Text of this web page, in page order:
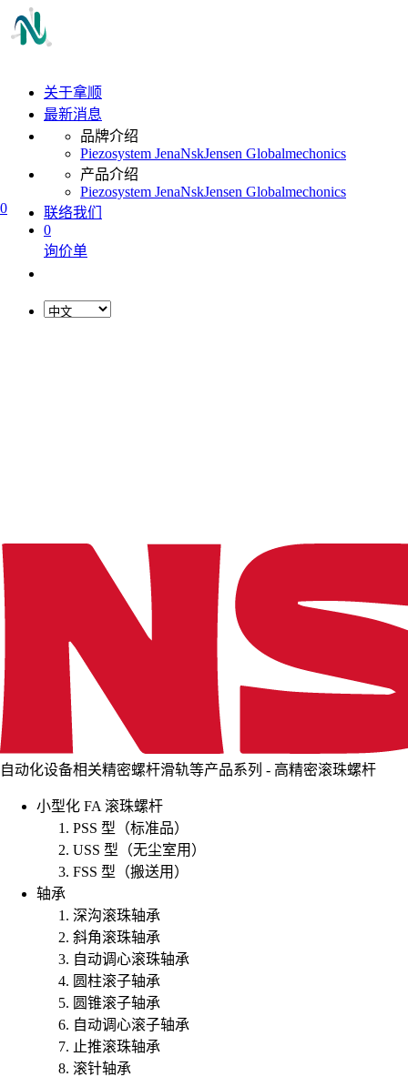
0
关于拿顺
最新消息
品牌介绍
Piezosystem JenaNskJensen Globalmechonics
产品介绍
Piezosystem JenaNskJensen Globalmechonics
联络我们
0
询价单
自动化设备相关精密螺杆滑轨等产品系列 - 高精密滚珠螺杆
小型化 FA 滚珠螺杆
PSS 型（标准品）
USS 型（无尘室用）
FSS 型（搬送用）
轴承
深沟滚珠轴承
斜角滚珠轴承
自动调心滚珠轴承
圆柱滚子轴承
圆锥滚子轴承
自动调心滚子轴承
止推滚珠轴承
滚针轴承